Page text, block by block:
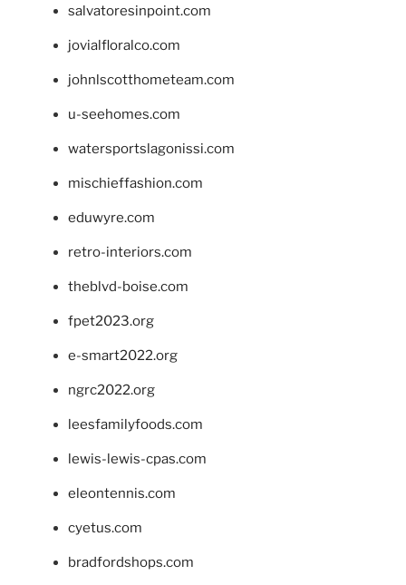
salvatoresinpoint.com
jovialfloralco.com
johnlscotthometeam.com
u-seehomes.com
watersportslagonissi.com
mischieffashion.com
eduwyre.com
retro-interiors.com
theblvd-boise.com
fpet2023.org
e-smart2022.org
ngrc2022.org
leesfamilyfoods.com
lewis-lewis-cpas.com
eleontennis.com
cyetus.com
bradfordshops.com